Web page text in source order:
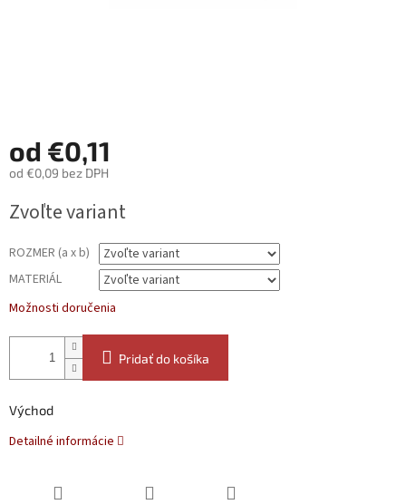
od €0,11
od €0,09 bez DPH
cena:
Zvoľte variant
ROZMER (a x b)
MATERIÁL
Možnosti doručenia
Pridať do košíka
Východ
Detailné informácie